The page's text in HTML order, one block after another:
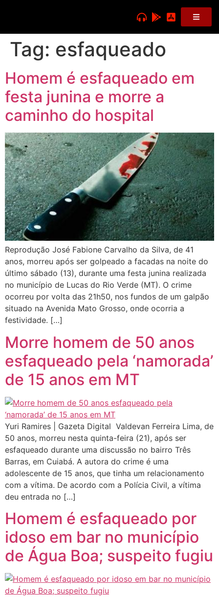
Tag: esfaqueado
Homem é esfaqueado em
festa junina e morre a
caminho do hospital
Reprodução José Fabione Carvalho da Silva, de 41
anos, morreu após ser golpeado a facadas na noite do
último sábado (13), durante uma festa junina realizada
no município de Lucas do Rio Verde (MT). O crime
ocorreu por volta das 21h50, nos fundos de um galpão
situado na Avenida Mato Grosso, onde ocorria a
festividade. […]
Morre homem de 50 anos
esfaqueado pela ‘namorada’
de 15 anos em MT
Yuri Ramires | Gazeta Digital Valdevan Ferreira Lima, de
50 anos, morreu nesta quinta-feira (21), após ser
esfaqueado durante uma discussão no bairro Três
Barras, em Cuiabá. A autora do crime é uma
adolescente de 15 anos, que tinha um relacionamento
com a vítima. De acordo com a Polícia Civil, a vítima
deu entrada no […]
Homem é esfaqueado por
idoso em bar no município
de Água Boa; suspeito fugiu